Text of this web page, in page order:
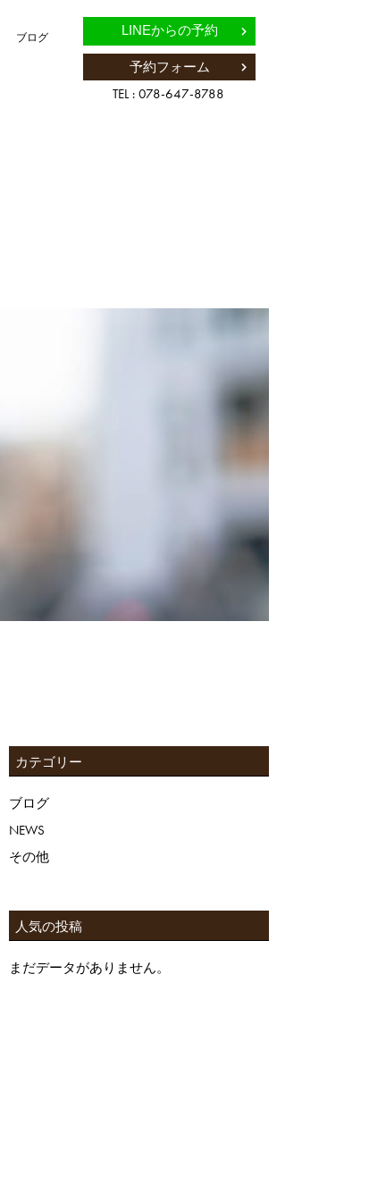
ブログ
LINEからの予約
予約フォーム
TEL : 078-647-8788
カテゴリー
ブログ
NEWS
その他
人気の投稿
まだデータがありません。